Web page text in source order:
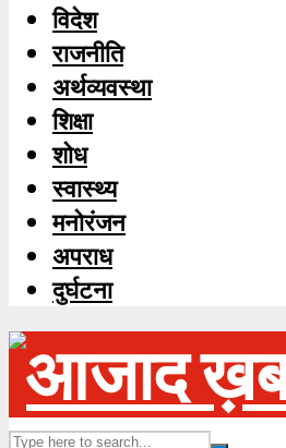
विदेश
राजनीति
अर्थव्यवस्था
शिक्षा
शोध
स्‍वास्‍थ्‍य
मनोरंजन
अपराध
दुर्घटना